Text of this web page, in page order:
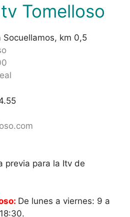
Tomelloso
Socuellamos, km 0,5
previa para la Itv de
De lunes a viernes: 9 a